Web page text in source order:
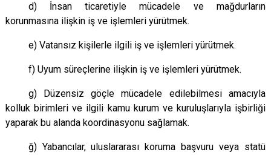
d) İnsan ticaretiyle mücadele ve mağdurların
korunmasına ilişkin iş ve işlemleri yürütmek.
e) Vatansız kişilerle ilgili iş ve işlemleri yürütmek.
f) Uyum süreçlerine ilişkin iş ve işlemleri yürütmek.
g) Düzensiz göçle mücadele edilebilmesi amacıyla
kolluk birimleri ve ilgili kamu kurum ve kuruluşlarıyla işbirliği
yaparak bu alanda koordinasyonu sağlamak.
ğ) Yabancılar, uluslararası koruma başvuru veya statü